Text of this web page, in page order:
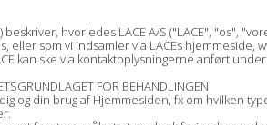
hvorledes LACE A/S ("LACE", "os",
som vi indsamler via LACEs hjemmeside,
kan ske via kontaktoplysningerne anført under
FOR BEHANDLINGEN
og din brug af Hjemmesiden, fx om hvilken